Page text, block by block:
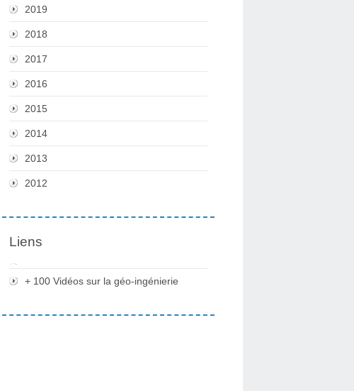
2019
2018
2017
2016
2015
2014
2013
2012
Liens
+ 100 Vidéos sur la géo-ingénierie